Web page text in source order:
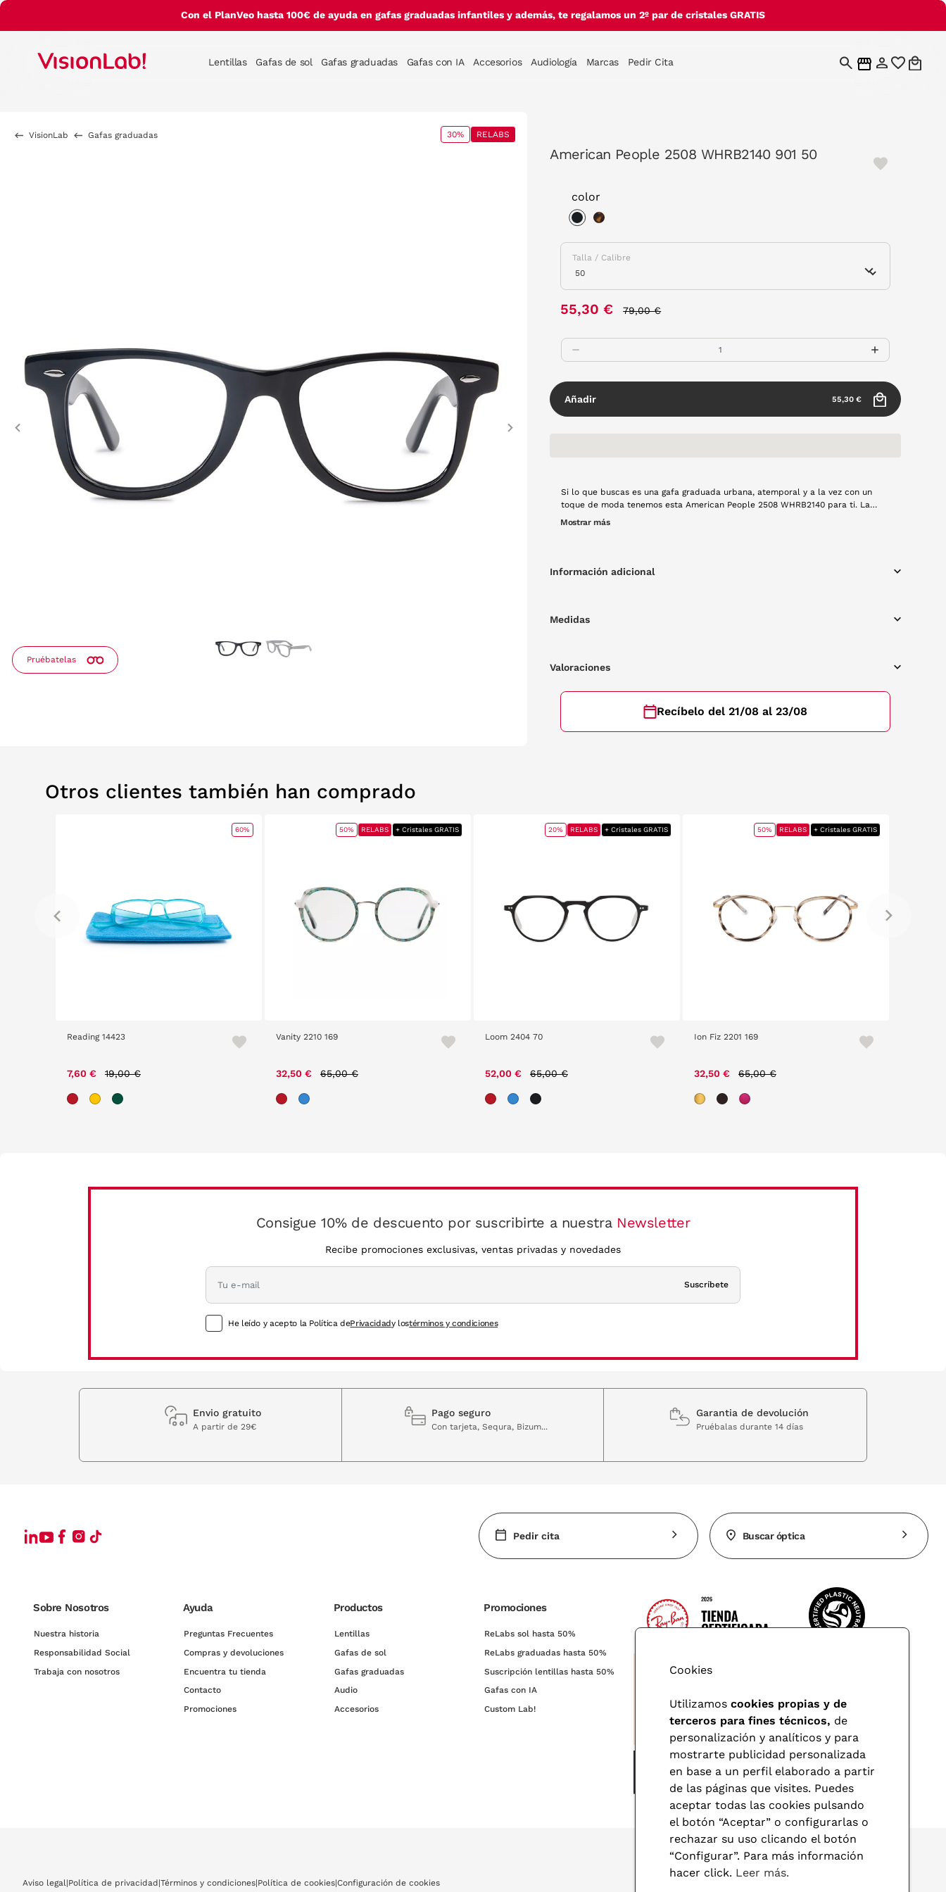
Con el PlanVeo hasta 100€ de ayuda en gafas graduadas infantiles y además, te regalamos un 2º par de cristales GRATIS
Lentillas Gafas de sol Gafas graduadas Gafas con IA Accesorios Audiología Marcas Pedir Cita
VisionLab Gafas graduadas 30% RELABS
Pruébatelas
Previous
American People 2508 WHRB2140 901 50
color
Talla / Calibre
55,30 € 79,00 €
Añadir 55,30 €
Si lo que buscas es una gafa graduada urbana, atemporal y a la vez con un
toque de moda tenemos esta American People 2508 WHRB2140 para ti. La
montura de pasta en color negro será tu mejor fondo de armario.
Mostrar más
Información adicional
Medidas
Valoraciones
Recíbelo del 21/08 al 23/08
Otros clientes también han comprado
Reading 14423
7,60 € 19,00 €
60%
Vanity 2210 169
32,50 € 65,00 €
50% RELABS + Cristales GRATIS
Loom 2404 70
52,00 € 65,00 €
20% RELABS + Cristales GRATIS
Ion Fiz 2201 169
32,50 € 65,00 €
50% RELABS + Cristales GRATIS
Consigue 10% de descuento por suscribirte a nuestra Newsletter
Recibe promociones exclusivas, ventas privadas y novedades
Suscríbete
He leído y acepto la Política dePrivacidady lostérminos y condiciones
Envio gratuito
A partir de 29€
Pago seguro
Con tarjeta, Sequra, Bizum...
Garantia de devolución
Pruébalas durante 14 días
Pedir cita Buscar óptica
Sobre Nosotros
Nuestra historia
Responsabilidad Social
Trabaja con nosotros
Ayuda
Preguntas Frecuentes
Compras y devoluciones
Encuentra tu tienda
Contacto
Promociones
Productos
Lentillas
Gafas de sol
Gafas graduadas
Audio
Accesorios
Promociones
ReLabs sol hasta 50%
ReLabs graduadas hasta 50%
Suscripción lentillas hasta 50%
Gafas con IA
Custom Lab!
Aviso legal|Política de privacidad |Términos y condiciones|Política de cookies|Configuración de cookies
Cookies
Utilizamos cookies propias y de
terceros para fines técnicos, de
personalización y analíticos y para
mostrarte publicidad personalizada
en base a un perfil elaborado a partir
de las páginas que visites. Puedes
aceptar todas las cookies pulsando
el botón “Aceptar” o configurarlas o
rechazar su uso clicando el botón
“Configurar”. Para más información
hacer click. Leer más.